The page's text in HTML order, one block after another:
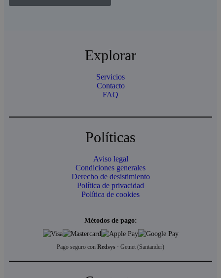
Explorar
Servicios
Contacto
FAQ
Políticas
Aviso legal
Condiciones generales
Derecho de desistimiento
Política de privacidad
Política de cookies
Métodos de pago:
Pago seguro con Redsys · Getnet (Santander)